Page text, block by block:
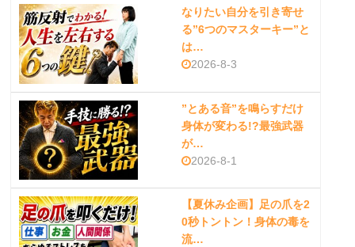
なりたい自分を引き寄せ
る”6つのマスターキー”と
は…
2026-8-3
”とある音”を鳴らすだけ
身体が変わる!?最強武器
が…
2026-8-1
【夏休み企画】足の爪を2
0秒トントン！身体の毒を
流…